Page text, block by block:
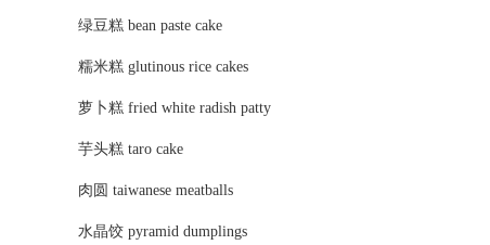
绿豆糕 bean paste cake
糯米糕 glutinous rice cakes
萝卜糕 fried white radish patty
芋头糕 taro cake
肉圆 taiwanese meatballs
水晶饺 pyramid dumplings